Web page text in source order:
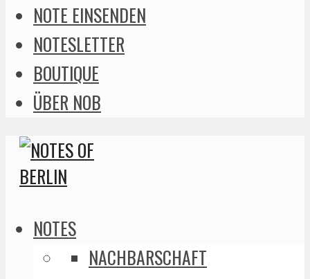
NOTE EINSENDEN
NOTESLETTER
BOUTIQUE
ÜBER NOB
NOTES
NACHBARSCHAFT